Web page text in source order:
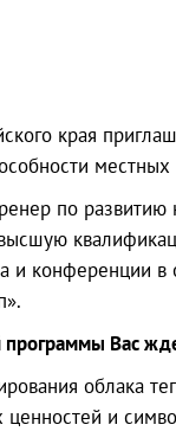
края
по
и конференции
программы Вас
облака
и